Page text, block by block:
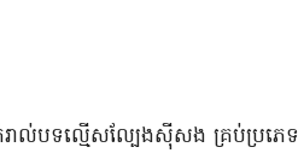
ាល់បទល្មើសល្បែងស៊ីសង គ្រប់ប្រភេទ